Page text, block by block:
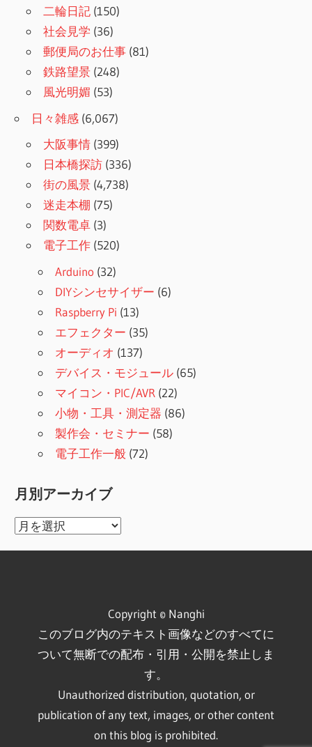
二輪日記 (150)
社会見学 (36)
郵便局のお仕事 (81)
鉄路望景 (248)
風光明媚 (53)
日々雑感 (6,067)
大阪事情 (399)
日本橋探訪 (336)
街の風景 (4,738)
迷走本棚 (75)
関数電卓 (3)
電子工作 (520)
Arduino (32)
DIYシンセサイザー (6)
Raspberry Pi (13)
エフェクター (35)
オーディオ (137)
デバイス・モジュール (65)
マイコン・PIC/AVR (22)
小物・工具・測定器 (86)
製作会・セミナー (58)
電子工作一般 (72)
月別アーカイブ
月
Copyright © Nanghi
このブログ内のテキスト画像などのすべてに
ついて無断での配布・引用・公開を禁止しま
す。
Unauthorized distribution, quotation, or
publication of any text, images, or other content
on this blog is prohibited.